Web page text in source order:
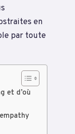
en
par toute
et d’où